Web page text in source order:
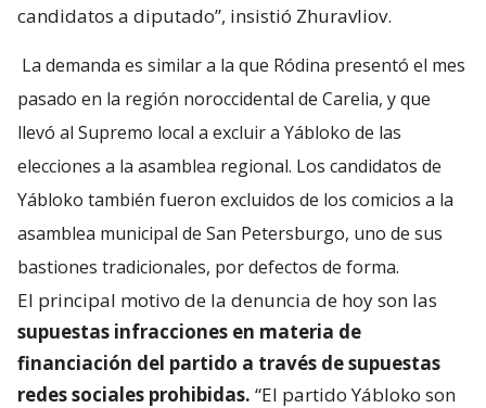
candidatos a diputado”, insistió Zhuravliov.
La demanda es similar a la que Ródina presentó el mes
pasado en la región noroccidental de Carelia, y que
llevó al Supremo local a excluir a Yábloko de las
elecciones a la asamblea regional. Los candidatos de
Yábloko también fueron excluidos de los comicios a la
asamblea municipal de San Petersburgo, uno de sus
bastiones tradicionales, por defectos de forma.
El principal motivo de la denuncia de hoy son las
supuestas infracciones en materia de
financiación del partido a través de supuestas
redes sociales prohibidas. “El partido Yábloko son